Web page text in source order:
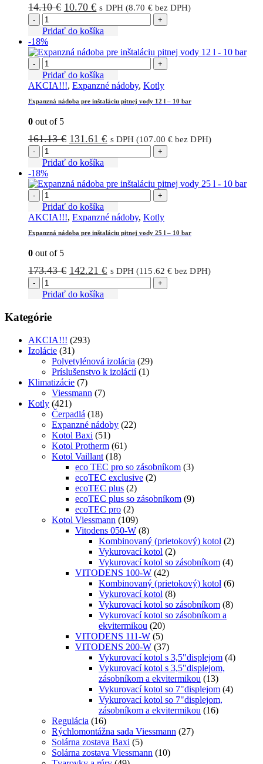
14.10€ Pôvodná
bola:
10.70€Aktuálna
je:
s DPH (8.70 €bez DPH)
- +
Pridať do košíka
-18%
- +
Pridať do košíka
AKCIA!!!, Expanzné nádoby, Kotly
Expanzná nádoba pre inštaláciu pitnej vody 12 l – 10 bar
0 out of 5
161.13€ Pôvodná
bola:
131.61€Aktuálna
s DPH (107.00 € bez DPH)
- +
Pridať do košíka
-18%
- +
Pridať do košíka
AKCIA!!!, Expanzné nádoby, Kotly
Expanzná nádoba pre inštaláciu pitnej vody 25 l – 10 bar
0 out of 5
173.43€ Pôvodná
bola:
142.21€Aktuálna
s DPH (115.62 € bez DPH)
- +
Pridať do košíka
Kategórie
AKCIA!!! (293)
Izolácie (31)
Polyetylénová izolácia (29)
Príslušenstvo k izolácií (1)
Klimatizácie (7)
Viessmann (7)
Kotly (421)
Čerpadlá (18)
Expanzné nádoby (22)
Kotol Baxi (51)
Kotol Protherm (61)
Kotol Vaillant (18)
eco TEC pro so zásobníkom (3)
ecoTEC exclusive (2)
ecoTEC plus (2)
ecoTEC plus so zásobníkom (9)
ecoTEC pro (2)
Kotol Viessmann (109)
Vitodens 050-W (8)
Kombinovaný (prietokový) kotol (2)
Vykurovací kotol (2)
Vykurovací kotol so zásobníkom (4)
VITODENS 100-W (42)
Kombinovaný (prietokový) kotol (6)
Vykurovací kotol (8)
Vykurovací kotol so zásobníkom (8)
Vykurovací kotol so zásobníkom a
ekvitermikou (20)
VITODENS 111-W (5)
VITODENS 200-W (37)
Vykurovací kotol s 3,5"displejom (4)
Vykurovací kotol s 3,5"displejom,
zásobníkom a ekvitermikou (13)
Vykurovací kotol so 7"displejom (4)
Vykurovací kotol so 7"displejom,
zásobníkom a ekvitermikou (16)
Regulácia (16)
Rýchlomontážna sada Viessmann (27)
Solárna zostava Baxi (5)
Solárna zostava Viessmann (10)